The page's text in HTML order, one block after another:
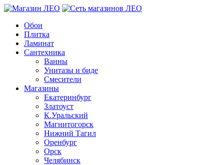
Обои
Плитка
Ламинат
Сантехника
Ванны
Унитазы и биде
Смесители
Магазины
Екатеринбург
Златоуст
К.Уральский
Магнитогорск
Нижний Тагил
Оренбург
Орск
Челябинск